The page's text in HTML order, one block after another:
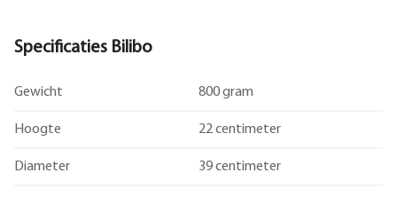
Specificaties Bilibo
Gewicht 800 gram
Hoogte 22 centimeter
Diameter 39 centimeter